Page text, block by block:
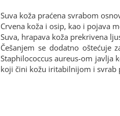
Suva koža praćena svrabom
Crvena koža i osip, kao i pojava
Suva, hrapava koža prekrivena
Češanjem se dodatno oštećuje
Staphilococcus aureus-om javlja
koji čini kožu iritabilnijom i svrab